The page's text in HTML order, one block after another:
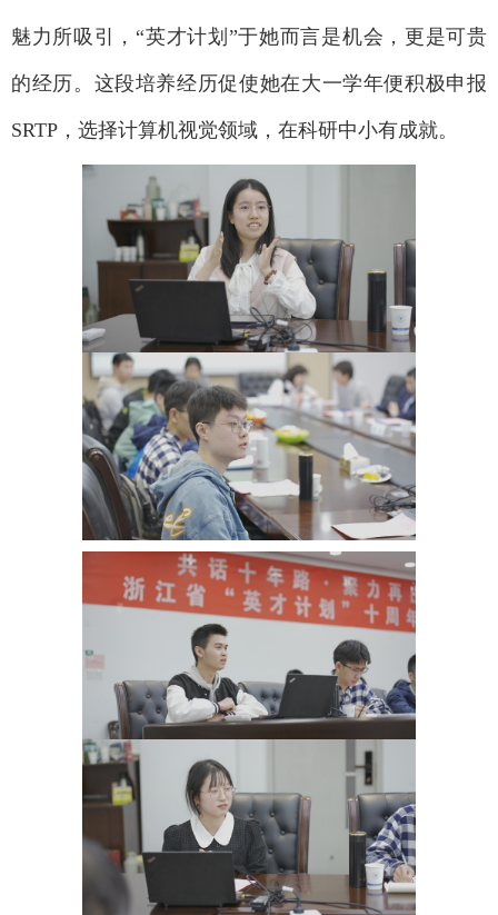
魅力所吸引，“英才计划”于她而言是机会，更是可贵
的经历。这段培养经历促使她在大一学年便积极申报
SRTP，选择计算机视觉领域，在科研中小有成就。